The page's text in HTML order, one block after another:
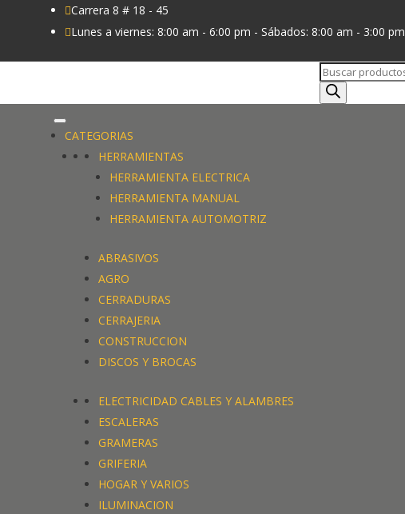
Carrera 8 # 18 - 45
Lunes a viernes: 8:00 am - 6:00 pm - Sábados: 8:00 am - 3:00 pm
Búsqueda
de
productos
CATEGORIAS
HERRAMIENTAS
HERRAMIENTA ELECTRICA
HERRAMIENTA MANUAL
HERRAMIENTA AUTOMOTRIZ
ABRASIVOS
AGRO
CERRADURAS
CERRAJERIA
CONSTRUCCION
DISCOS Y BROCAS
ELECTRICIDAD CABLES Y ALAMBRES
ESCALERAS
GRAMERAS
GRIFERIA
HOGAR Y VARIOS
ILUMINACION